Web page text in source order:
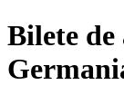
Bilete